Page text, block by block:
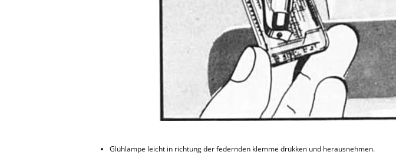
Glühlampe leicht in richtung der federnden klemme drükken und herausnehmen.